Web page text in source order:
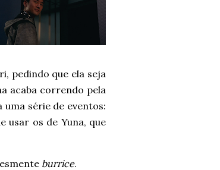
pedindo que ela seja
acaba correndo pela
série de eventos:
usar os de Yuna, que
burrice.